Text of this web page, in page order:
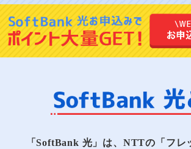
「SoftBank 光」は、NTTの「フレ